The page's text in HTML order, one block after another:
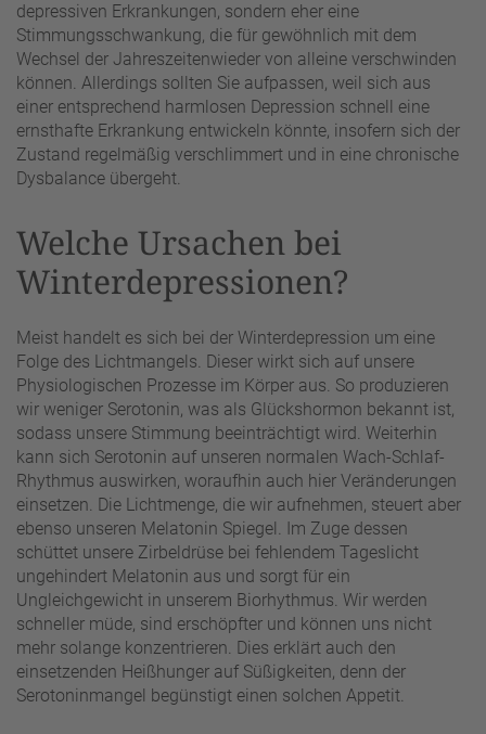
depressiven Erkrankungen, sondern eher eine
Stimmungsschwankung, die für gewöhnlich mit dem
Wechsel der Jahreszeitenwieder von alleine verschwinden
können. Allerdings sollten Sie aufpassen, weil sich aus
einer entsprechend harmlosen Depression schnell eine
ernsthafte Erkrankung entwickeln könnte, insofern sich der
Zustand regelmäßig verschlimmert und in eine chronische
Dysbalance übergeht.
Welche Ursachen bei
Winterdepressionen?
Meist handelt es sich bei der Winterdepression um eine
Folge des Lichtmangels. Dieser wirkt sich auf unsere
Physiologischen Prozesse im Körper aus. So produzieren
wir weniger Serotonin, was als Glückshormon bekannt ist,
sodass unsere Stimmung beeinträchtigt wird. Weiterhin
kann sich Serotonin auf unseren normalen Wach-Schlaf-
Rhythmus auswirken, woraufhin auch hier Veränderungen
einsetzen. Die Lichtmenge, die wir aufnehmen, steuert aber
ebenso unseren Melatonin Spiegel. Im Zuge dessen
schüttet unsere Zirbeldrüse bei fehlendem Tageslicht
ungehindert Melatonin aus und sorgt für ein
Ungleichgewicht in unserem Biorhythmus. Wir werden
schneller müde, sind erschöpfter und können uns nicht
mehr solange konzentrieren. Dies erklärt auch den
einsetzenden Heißhunger auf Süßigkeiten, denn der
Serotoninmangel begünstigt einen solchen Appetit.